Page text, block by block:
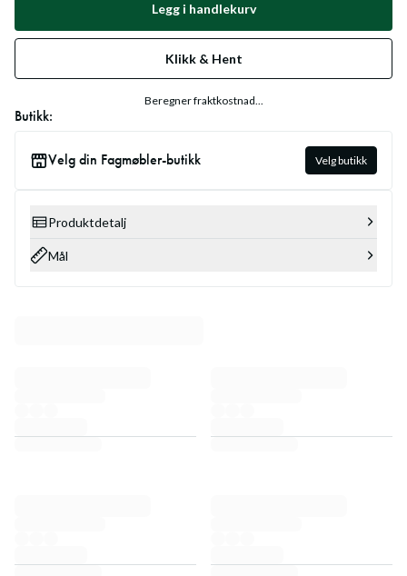
Legg i handlekurv
Klikk & Hent
Beregner fraktkostnad...
Butikk:
Velg din Fagmøbler-butikk Velg butikk
Produktdetalj
Mål